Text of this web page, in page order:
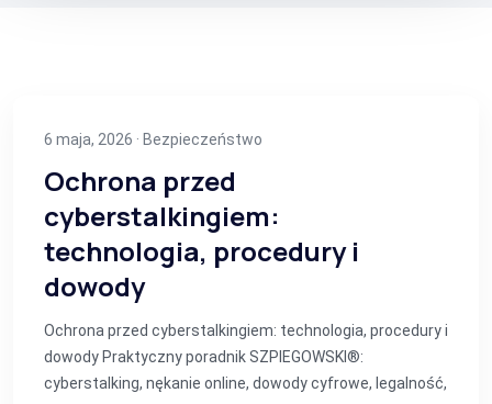
6 maja, 2026 · Bezpieczeństwo
Ochrona przed
cyberstalkingiem:
technologia, procedury i
dowody
Ochrona przed cyberstalkingiem: technologia, procedury i
dowody Praktyczny poradnik SZPIEGOWSKI®:
cyberstalking, nękanie online, dowody cyfrowe, legalność,